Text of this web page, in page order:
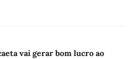
vai gerar bom lucro ao